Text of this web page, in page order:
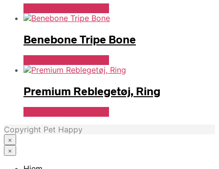
Benebone Tripe Bone
Premium Reblegetøj, Ring
Copyright Pet Happy
×
×